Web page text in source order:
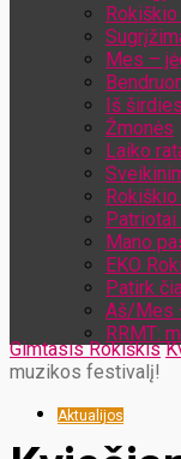
Mes –
Iš
Žmonės
Laiko
Mano
EKO
Patirk
Aš/Mes
RRMT:
Gimtasis Rokiškis
muzikos festivalį!
Aktualijos